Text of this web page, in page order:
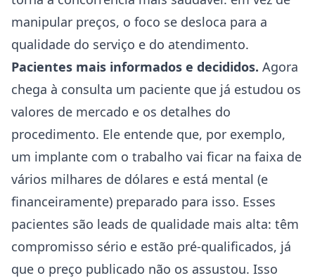
manipular preços, o foco se desloca para a
qualidade do serviço e do atendimento.
Pacientes mais informados e decididos. Agora
chega à consulta um paciente que já estudou os
valores de mercado e os detalhes do
procedimento. Ele entende que, por exemplo,
um implante com o trabalho vai ficar na faixa de
vários milhares de dólares e está mental (e
financeiramente) preparado para isso. Esses
pacientes são leads de qualidade mais alta: têm
compromisso sério e estão pré-qualificados, já
que o preço publicado não os assustou. Isso